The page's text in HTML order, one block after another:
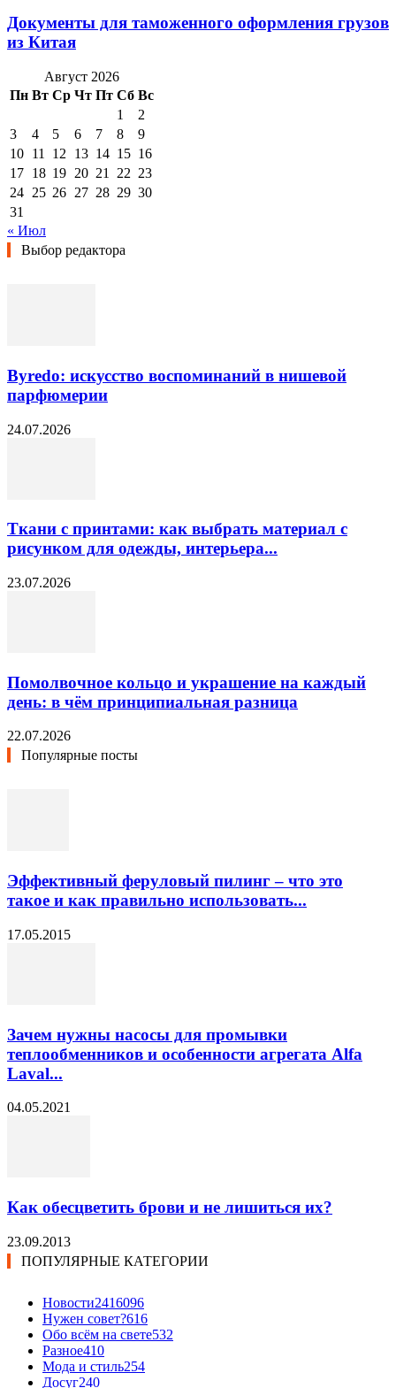
Документы для таможенного оформления грузов
из Китая
Август 2026
Пн Вт Ср Чт Пт Сб Вс
1
2
3
4 5 6 7 8
9
10 11 12 13 14 15 16
17 18 19 20 21 22 23
24 25 26 27 28 29 30
31
« Июл
Выбор редактора
Byredo: искусство воспоминаний в нишевой
парфюмерии
24.07.2026
Ткани с принтами: как выбрать материал с
рисунком для одежды, интерьера...
23.07.2026
Помолвочное кольцо и украшение на каждый
день: в чём принципиальная разница
22.07.2026
Популярные посты
Эффективный феруловый пилинг – что это
такое и как правильно использовать...
17.05.2015
Зачем нужны насосы для промывки
теплообменников и особенности агрегата Alfa
Laval...
04.05.2021
Как обесцветить брови и не лишиться их?
23.09.2013
ПОПУЛЯРНЫЕ КАТЕГОРИИ
Новости2416096
Нужен совет?616
Обо всём на свете532
Разное410
Мода и стиль254
Досуг240